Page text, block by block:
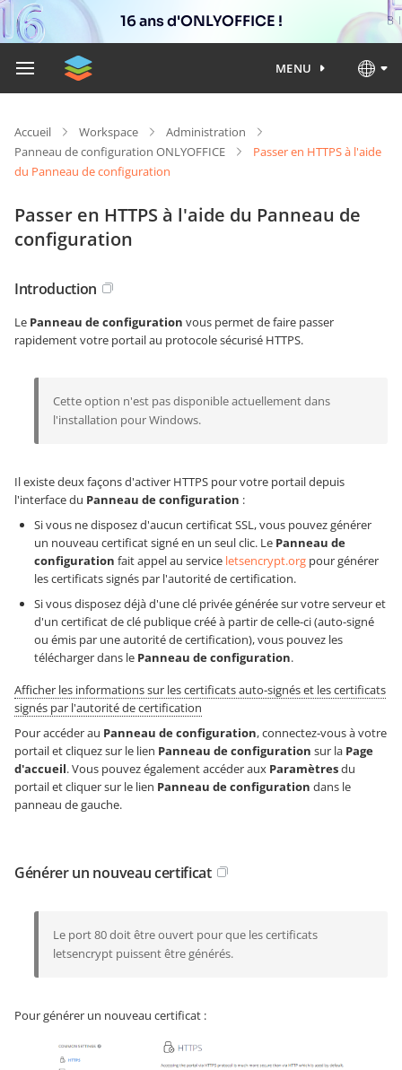
16 ans d'ONLYOFFICE !
MENU
Accueil Workspace
Administration
Panneau de configuration ONLYOFFICE
Passer en HTTPS à l'aide
du Panneau de configuration
Passer en HTTPS à l'aide du Panneau de
configuration
Introduction
Le Panneau de configuration vous permet de faire passer
rapidement votre portail au protocole sécurisé HTTPS.
Cette option n'est pas disponible actuellement dans
l'installation pour Windows.
Il existe deux façons d'activer HTTPS pour votre portail depuis
l'interface du Panneau de configuration :
Si vous ne disposez d'aucun certificat SSL, vous pouvez générer
un nouveau certificat signé en un seul clic. Le Panneau de
configuration fait appel au service letsencrypt.org pour générer
les certificats signés par l'autorité de certification.
Si vous disposez déjà d'une clé privée générée sur votre serveur et
d'un certificat de clé publique créé à partir de celle-ci (auto-signé
ou émis par une autorité de certification), vous pouvez les
télécharger dans le Panneau de configuration.
Afficher les informations sur les certificats auto-signés et les certificats
signés par l'autorité de certification
Pour accéder au Panneau de configuration, connectez-vous à votre
portail et cliquez sur le lien Panneau de configuration sur la Page
d'accueil. Vous pouvez également accéder aux Paramètresdu
portail et cliquer sur le lien Panneau de configuration dans le
panneau de gauche.
Générer un nouveau certificat
Le port 80 doit être ouvert pour que les certificats
letsencrypt puissent être générés.
Pour générer un nouveau certificat :